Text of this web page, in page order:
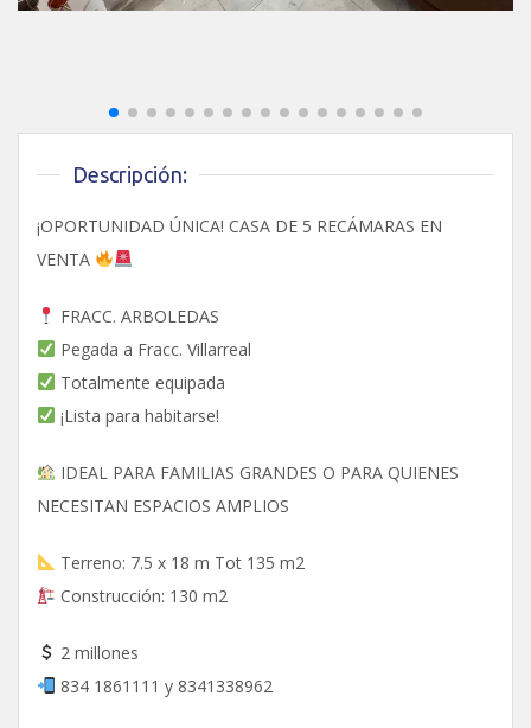
Descripción:
¡OPORTUNIDAD ÚNICA! CASA DE 5 RECÁMARAS EN
VENTA
FRACC. ARBOLEDAS
Pegada a Fracc. Villarreal
Totalmente equipada
¡Lista para habitarse!
IDEAL PARA FAMILIAS GRANDES O PARA QUIENES
NECESITAN ESPACIOS AMPLIOS
Terreno: 7.5 x 18 m Tot 135 m2
Construcción: 130 m2
2 millones
834 1861111 y 8341338962